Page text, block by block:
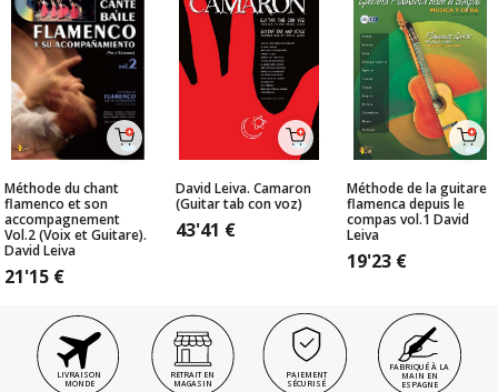
Méthode du chant
flamenco et son
accompagnement
Vol.2 (Voix et Guitare).
David Leiva
21'15 €
David Leiva. Camaron
(Guitar tab con voz)
43'41 €
Méthode de la guitare
flamenca depuis le
compas vol.1 David
Leiva
19'23 €
LIVRAISON
MONDE
RETRAIT EN
MAGASIN
PAIEMENT
SÉCURISÉ
FABRIQUÉ À LA
MAIN EN
ESPAGNE